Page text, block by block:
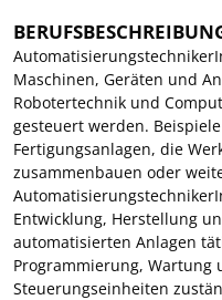
Maschinen, Geräten und
Robotertechnik und
gesteuert werden.
Fertigungsanlagen, die
zusammenbauen oder
Entwicklung, Herstellung
automatisierten Anlagen
Programmierung, Wartung
Steuerungseinheiten